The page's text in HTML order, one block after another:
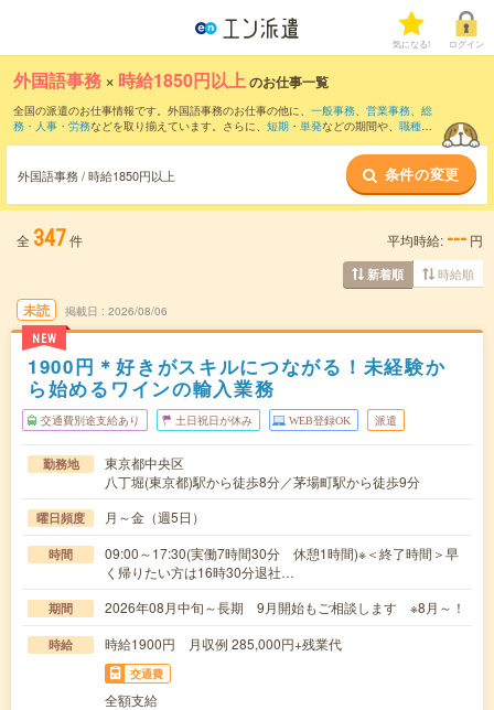
気になる! ログイン
外国語事務 × 時給1850円以上のお仕事一覧
全国の派遣のお仕事情報です。外国語事務のお仕事の他に、 一般事務、 営業事務、 総
務・人事・労務などを取り揃えています。さらに、 短期 ・ 単発などの期間や、 職種未
外国語事務 / 時給1850円以上 条件の変更
全 347件 平均時給: --- 円
新着順 時給順
未読
NEW
掲載日 2026/08/06
1900円＊好きがスキルにつながる！未経験か
ら始めるワインの輸入業務
交通費別途支給あり 土日祝日が休み WEB登録OK 派遣
勤務地
東京都中央区
八丁堀(東京都)駅から徒歩8分／茅場町駅から徒歩9分
曜日頻度 月～金（週5日）
時間
09:00～17:30(実働7時間30分 休憩1時間)※＜終了時間＞早
く帰りたい方は16時30分退社…
期間 2026年08月中旬～長期 9月開始もご相談します ※8月～！
時給 時給1900円 月収例 285,000円+残業代
交通費
全額支給